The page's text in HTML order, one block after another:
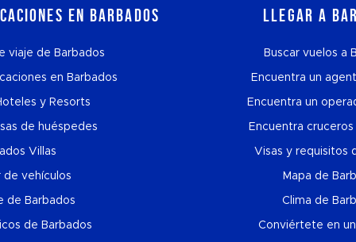
en Barbados
viaje de Barbados
en Barbados
y Resorts
de huéspedes
Villas
de vehículos
de Barbados
de Barbados
Llegar a
Buscar vuelos a
Encuentra un
Encuentra un
Encuentra cruceros
Visas y requisitos
Mapa de
Clima de
Conviértete en